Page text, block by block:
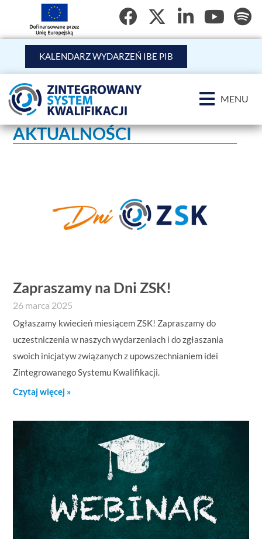
KALENDARZ WYDARZEŃ IBE PIB
MENU
AKTUALNOŚCI
Zapraszamy na Dni ZSK!
26 marca 2025
Ogłaszamy kwiecień miesiącem ZSK! Zapraszamy do
uczestniczenia w naszych wydarzeniach i do zgłaszania
swoich inicjatyw związanych z upowszechnianiem idei
Zintegrowanego Systemu Kwalifikacji.
Czytaj więcej »